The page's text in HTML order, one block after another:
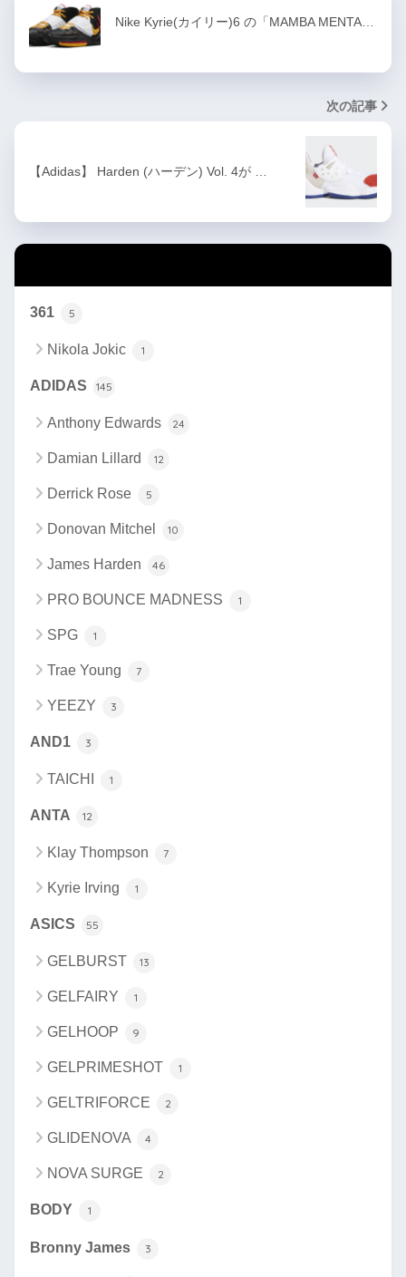
Nike Kyrie(カイリー)6 の「MAMBA MENTA…
次の記事
【Adidas】 Harden (ハーデン) Vol. 4が …
361 5
Nikola Jokic 1
ADIDAS 145
Anthony Edwards 24
Damian Lillard 12
Derrick Rose 5
Donovan Mitchel 10
James Harden 46
PRO BOUNCE MADNESS 1
SPG 1
Trae Young 7
YEEZY 3
AND1 3
TAICHI 1
ANTA 12
Klay Thompson 7
Kyrie Irving 1
ASICS 55
GELBURST 13
GELFAIRY 1
GELHOOP 9
GELPRIMESHOT 1
GELTRIFORCE 2
GLIDENOVA 4
NOVA SURGE 2
BODY 1
Bronny James 3